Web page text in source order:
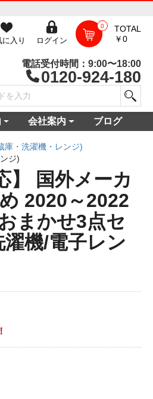
に入り ログイン
0
TOTAL
￥0
電話受付時間：9:00〜18:00
0120-924-180
ついて
発行
会社案内
ショップ概要
店舗一覧
プライバシーポリシー
特定商取引法に基づく表記
古物営業法に基づく表示
ブログ
庫・洗濯機・レンジ)
ジ)
】 国外メーカ
2020～2022
まかせ3点セ
機/電子レン